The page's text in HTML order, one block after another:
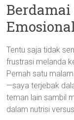
Tentu saja tidak
frustrasi melanda
Pernah satu
—saya terjebak
teman lain sambil
dalam nutrisi